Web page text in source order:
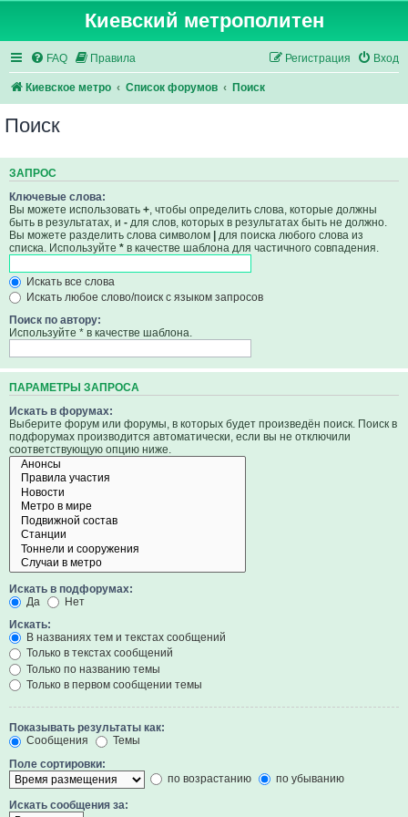
Киевский метрополитен
FAQ Правила Вход
Регистрация
Киевское метро Список форумов Поиск
Поиск
ЗАПРОС
Ключевые слова:
Вы можете использовать + , чтобы определить слова, которые должны
быть в результатах, и - для слов, которых в результатах быть не должно.
Вы можете разделить слова символом | для поиска любого слова из
списка. Используйте * в качестве шаблона для частичного совпадения.
Искать все слова
Искать любое слово/поиск с языком запросов
Поиск по автору:
Используйте * в качестве шаблона.
ПАРАМЕТРЫ ЗАПРОСА
Искать в форумах:
Выберите форум или форумы, в которых будет произведён поиск. Поиск в
подфорумах производится автоматически, если вы не отключили
соответствующую опцию ниже.
Искать в подфорумах:
Да
Нет
Искать:
В названиях тем и текстах сообщений
Только в текстах сообщений
Только по названию темы
Только в первом сообщении темы
Показывать результаты как:
Сообщения
Темы
Поле сортировки:
по возрастанию
по убыванию
Искать сообщения за: